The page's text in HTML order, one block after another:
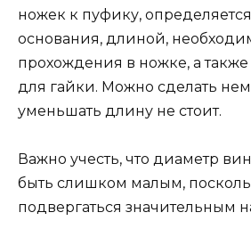
ножек к пуфику,
основания, длиной,
прохождения в ножке, а также
для гайки. Можно сделать
уменьшать длину не стоит.
Важно учесть, что диаметр
быть слишком малым,
подвергаться значительным